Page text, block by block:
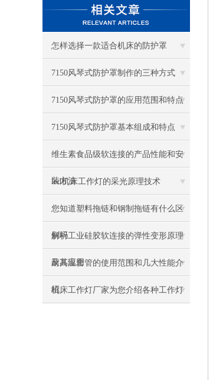
怎样选择一款适合机床的防护罩
7150风琴式防护罩制作的三种方式
7150风琴式防护罩的应用范围和特点
7150风琴式防护罩基本组成和特点
维生素食品级软连接的产品性能和安
装方法
led机床工作灯的采光原理技术
您知道塑料拖链和钢制拖链有什么区
别吗
解析工业硅胶软连接的弹性变形原理
及其应用
耐高温套管的使用范围和几大性能介
绍
机床工作灯厂家为您介绍各种工作灯